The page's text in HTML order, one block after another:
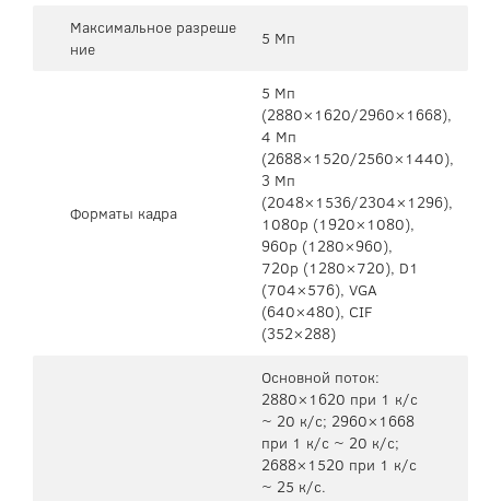
Максимальное разреше
ние
5 Мп
Форматы кадра
5 Mп
(2880×1620/2960×1668),
4 Mп
(2688×1520/2560×1440),
3 Mп
(2048×1536/2304×1296),
1080p (1920×1080),
960p (1280×960),
720p (1280×720), D1
(704×576), VGA
(640×480), CIF
(352×288)
Основной поток:
2880×1620 при 1 к/с
~ 20 к/с; 2960×1668
при 1 к/с ~ 20 к/с;
2688×1520 при 1 к/с
~ 25 к/с.